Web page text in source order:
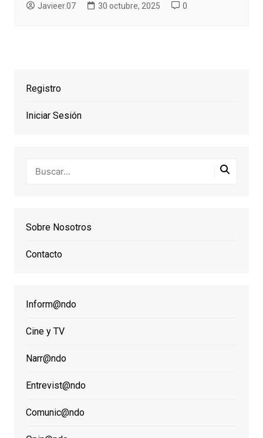
Javieer.07 30 octubre, 2025 0
Registro
Iniciar Sesión
Sobre Nosotros
Contacto
Inform@ndo
Cine y TV
Narr@ndo
Entrevist@ndo
Comunic@ndo